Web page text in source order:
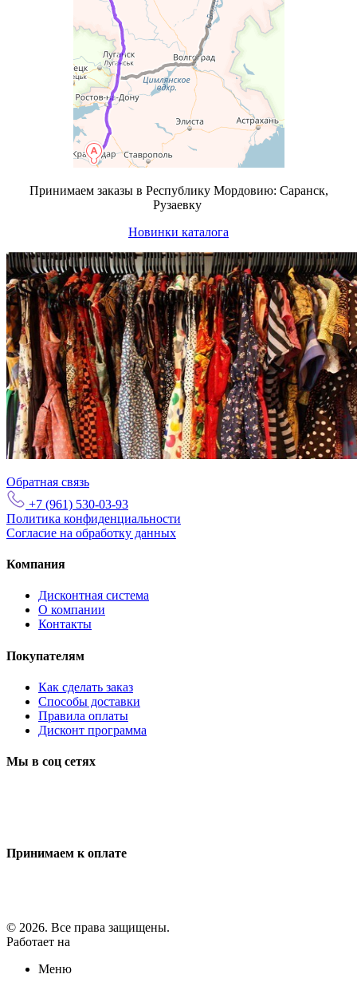
Принимаем заказы в Республику Мордовию: Саранск,
Рузаевку
Новинки каталога
Обратная связь
+7 (961) 530-03-93
Политика конфиденциальности
Согласие на обработку данных
Компания
Дисконтная система
О компании
Контакты
Покупателям
Как сделать заказ
Способы доставки
Правила оплаты
Дисконт программа
Мы в соц сетях
Принимаем к оплате
© 2026. Все права защищены.
Работает на
Меню